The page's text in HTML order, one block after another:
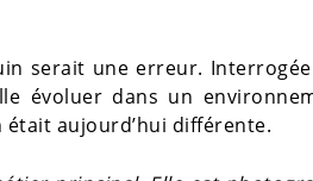
serait une erreur.
évoluer dans un
aujourd’hui différente.